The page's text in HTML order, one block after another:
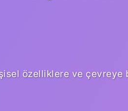
özelliklere ve çevreye